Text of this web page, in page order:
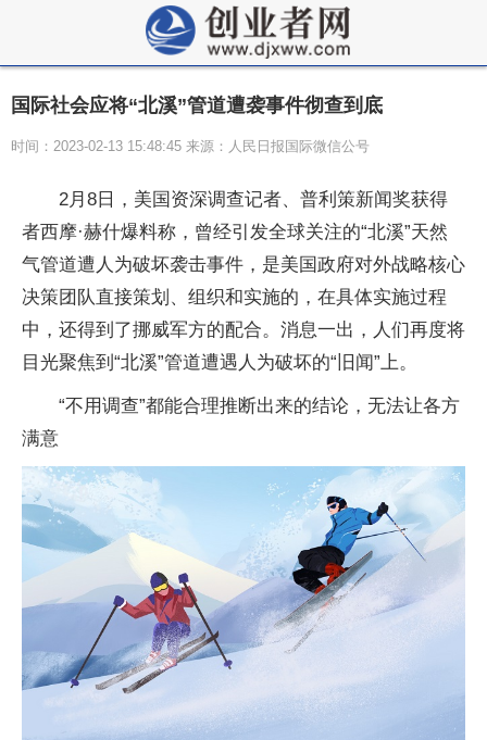
国际社会应将“北溪”管道遭袭事件彻查到底
时间：2023-02-13 15:48:45 来源：人民日报国际微信公号
2月8日，美国资深调查记者、普利策新闻奖获得
者西摩·赫什爆料称，曾经引发全球关注的“北溪”天然
气管道遭人为破坏袭击事件，是美国政府对外战略核心
决策团队直接策划、组织和实施的，在具体实施过程
中，还得到了挪威军方的配合。消息一出，人们再度将
目光聚焦到“北溪”管道遭遇人为破坏的“旧闻”上。
“不用调查”都能合理推断出来的结论，无法让各方
满意